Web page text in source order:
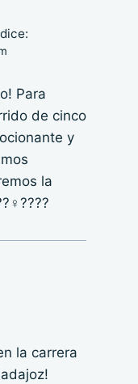
dice:
Para
de cinco
y
la
la carrera